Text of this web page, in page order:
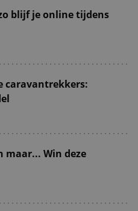
blijf je online tijdens
caravantrekkers:
maar... Win deze